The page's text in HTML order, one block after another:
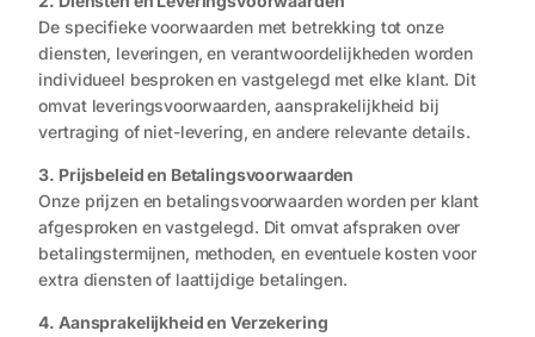
De specifieke voorwaarden met betrekking tot onze
diensten, leveringen, en verantwoordelijkheden worden
individueel besproken en vastgelegd met elke klant. Dit
omvat leveringsvoorwaarden, aansprakelijkheid bij
vertraging of niet-levering, en andere relevante details.
3. Prijsbeleid en Betalingsvoorwaarden
Onze prijzen en betalingsvoorwaarden worden per klant
afgesproken en vastgelegd. Dit omvat afspraken over
betalingstermijnen, methoden, en eventuele kosten voor
extra diensten of laattijdige betalingen.
4. Aansprakelijkheid en Verzekering